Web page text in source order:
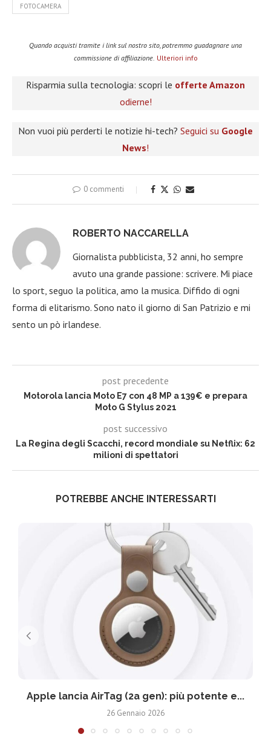
FOTOCAMERA
Quando acquisti tramite i link sul nostro sito, potremmo guadagnare una
commissione di affiliazione. Ulteriori info
Risparmia sulla tecnologia: scopri le offerte Amazon
odierne!
Non vuoi più perderti le notizie hi-tech? Seguici su Google
News!
0 commenti
ROBERTO NACCARELLA
Giornalista pubblicista, 32 anni, ho sempre
avuto una grande passione: scrivere. Mi piace
lo sport, seguo la politica, amo la musica. Diffido di ogni
forma di elitarismo. Sono nato il giorno di San Patrizio e mi
sento un pò irlandese.
post precedente
Motorola lancia Moto E7 con 48 MP a 139€ e prepara
Moto G Stylus 2021
post successivo
La Regina degli Scacchi, record mondiale su Netflix: 62
milioni di spettatori
POTREBBE ANCHE INTERESSARTI
Apple lancia AirTag (2a gen): più potente e...
26 Gennaio 2026